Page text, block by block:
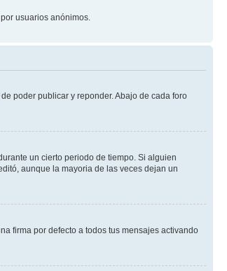
usuarios anónimos.
poder publicar y reponder. Abajo de cada foro
un cierto periodo de tiempo. Si alguien
aunque la mayoria de las veces dejan un
firma por defecto a todos tus mensajes activando